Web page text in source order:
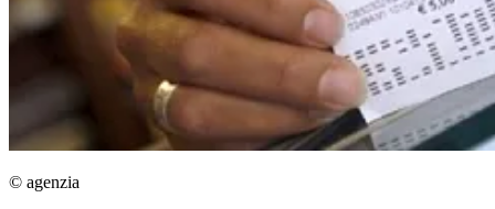
© agenzia